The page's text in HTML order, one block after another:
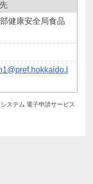
健康安全局食品
ステム 電子申請サービス